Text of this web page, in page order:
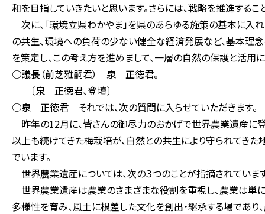
和を目指していきたいと思います。さらには、戦略を推進する
次に、「環境立県わかやま」を県のあらゆる施策の基本に入
の共生、環境への負荷の少ない健全な経済発展など、基本理
を策定し、この考え方を進めまして、一層の自然の保護と活用
○議長（前芝雅嗣君） 泉 正徳君。
〔泉 正徳君、登壇〕
○泉 正徳君 それでは、次の質問に入らせていただきます。
昨年の12月に、皆さんの御尽力のおかげで世界農業遺産に
以上も続けてきた梅栽培が、自然との共生により守られてき
でいます。
世界農業遺産については、次の３つのことが指摘されていま
世界農業遺産は農業のさまざまな役割を重視し、農業は単
多様性を育み、風土に根差した文化を創出・継承する場であ